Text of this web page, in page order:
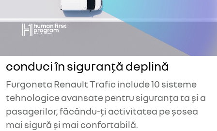
conduci în siguranță deplină
Furgoneta Renault Trafic include 10 sisteme
tehnologice avansate pentru siguranța ta și a
pasagerilor, făcându-ți activitatea pe șosea
mai sigură și mai confortabilă.